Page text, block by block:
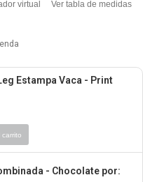
virtual Ver tabla de medidas
Estampa Vaca - Print
- Chocolate por: